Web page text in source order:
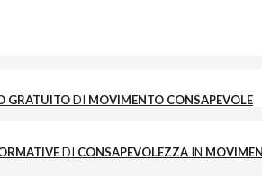
GRATUITODI MOVIMENTO CONSAPEVOLE
DI CONSAPEVOLEZZA IN